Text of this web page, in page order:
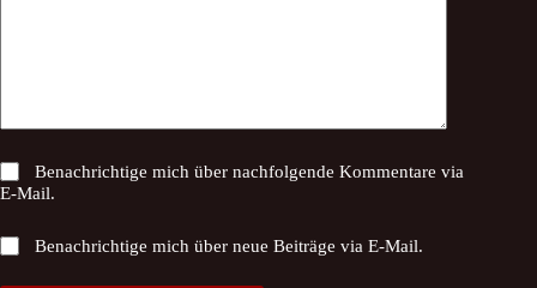
Benachrichtige mich über nachfolgende Kommentare via
E-Mail.
Benachrichtige mich über neue Beiträge via E-Mail.